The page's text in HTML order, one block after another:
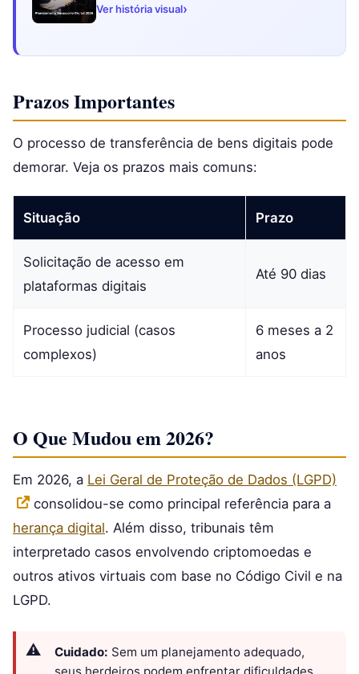
Ver história visual›
Prazos Importantes
O processo de transferência de bens digitais pode
demorar. Veja os prazos mais comuns:
Situação Prazo
Solicitação de acesso em
plataformas digitais
Até 90 dias
Processo judicial (casos
complexos)
6 meses a 2
anos
O Que Mudou em 2026?
Em 2026, a Lei Geral de Proteção de Dados (LGPD)
consolidou-se como principal referência para a
herança digital. Além disso, tribunais têm
interpretado casos envolvendo criptomoedas e
outros ativos virtuais com base no Código Civil e na
LGPD.
Cuidado: Sem um planejamento adequado,